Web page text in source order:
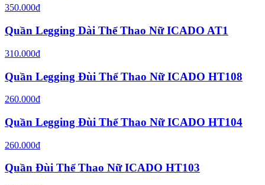
350.000đ
Quần Legging Dài Thể Thao Nữ ICADO AT1
310.000đ
Quần Legging Đùi Thể Thao Nữ ICADO HT108
260.000đ
Quần Legging Đùi Thể Thao Nữ ICADO HT104
260.000đ
Quần Đùi Thể Thao Nữ ICADO HT103